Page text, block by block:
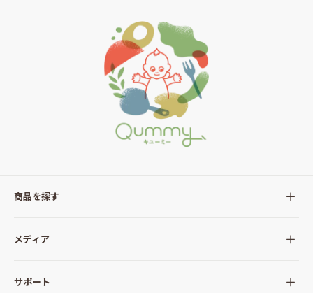
商品を探す
全ての商品
サラダ
メディア
Qummy(キユーミー)について
サポート